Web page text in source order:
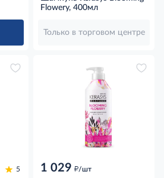
Flowery, 400мл
Только в торговом центре
5 1 029 д/шт